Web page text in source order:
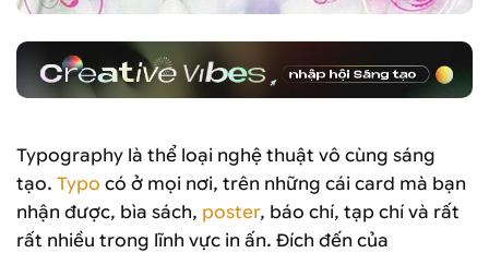
Typography là thể loại nghệ thuật vô cùng sáng
tạo. Typo có ở mọi nơi, trên những cái card mà bạn
nhận được, bìa sách, poster, báo chí, tạp chí và rất
rất nhiều trong lĩnh vực in ấn. Đích đến của